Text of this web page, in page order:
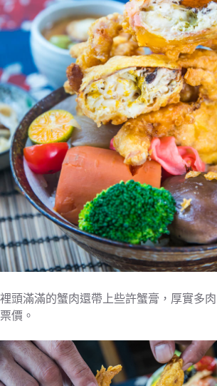
裡頭滿滿的蟹肉還帶上些許蟹膏，厚實多
票價。